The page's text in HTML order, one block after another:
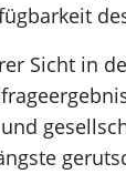
Sicht in